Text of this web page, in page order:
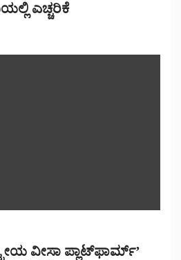
ಎಚ್ಚರಿಕೆ
ವೀಸಾ ಪ್ಲಾಟ್‌ಫಾರ್ಮ್’